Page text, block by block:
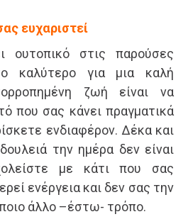
ευχαριστεί
ουτοπικό στις παρούσες
καλύτερο για μια καλή
ζωή είναι να
που σας κάνει πραγματικά
ενδιαφέρον. Δέκα και
την ημέρα δεν είναι
με κάτι που σας
ενέργεια και δεν σας την
άλλο –έστω- τρόπο.